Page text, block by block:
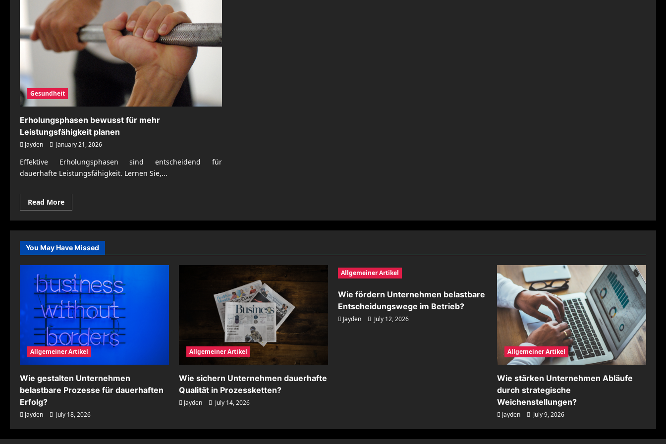
Gesundheit
Erholungsphasen bewusst für mehr
Leistungsfähigkeit planen
Jayden January 21, 2026
Effektive Erholungsphasen sind entscheidend für
dauerhafte Leistungsfähigkeit. Lernen Sie,...
Read MoreRead
more
Erholungsphasen
bewusst
mehr
Leistungsfähigkeit
planen
You May Have Missed
Allgemeiner Artikel
Wie gestalten Unternehmen
belastbare Prozesse für dauerhaften
Erfolg?
Jayden July 18, 2026
Allgemeiner Artikel
Wie sichern Unternehmen dauerhafte
Qualität in Prozessketten?
Jayden July 14, 2026
Allgemeiner Artikel
Wie fördern Unternehmen belastbare
Entscheidungswege im Betrieb?
Jayden July 12, 2026
Allgemeiner Artikel
Wie stärken Unternehmen Abläufe
durch strategische
Weichenstellungen?
Jayden July 9, 2026